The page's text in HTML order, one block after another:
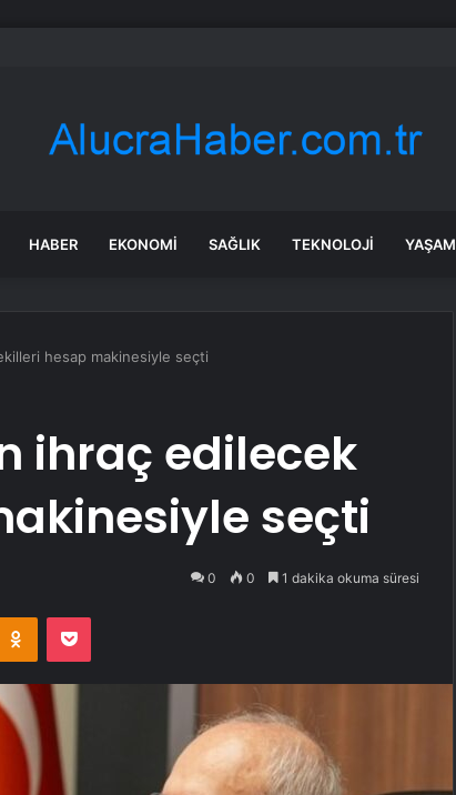
etti” dedi, 12 yaşındaki çırağına acımadı!
HABER EKONOMI SAĞLIK TEKNOLOJI YAŞAM
hesap makinesiyle seçti
ihraç edilecek
seçti
0 0 1 dakika okuma süresi
Odnoklassniki
Pocket